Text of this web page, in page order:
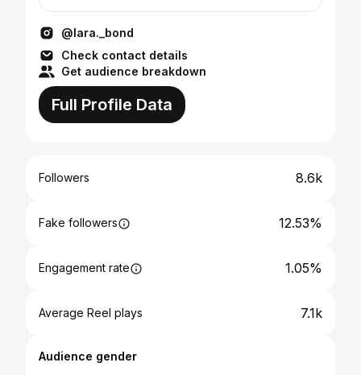
@lara._bond
Check contact details
Get audience breakdown
Full Profile Data
Followers 8.6k
Fake followers 12.53%
Engagement rate 1.05%
Average Reel plays 7.1k
Audience gender